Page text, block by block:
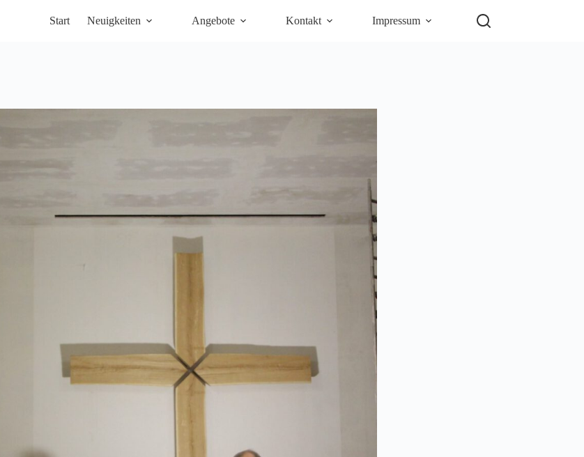
Start Neuigkeiten Angebote Kontakt Impressum